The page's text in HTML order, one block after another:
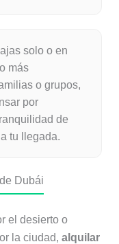
solo o en
más
o grupos,
por
de
tu llegada.
Dubái
el desierto o
la ciudad, alquilar